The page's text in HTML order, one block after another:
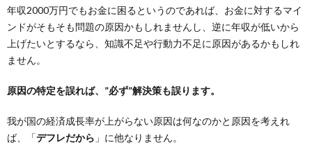
年収2000万円でもお金に困るというのであれば、お金に対するマイ
ンドがそもそも問題の原因かもしれませんし、逆に年収が低いから
上げたいとするなら、知識不足や行動力不足に原因があるかもしれ
ません。
原因の特定を誤れば、”必ず”解決策も誤ります。
我が国の経済成長率が上がらない原因は何なのかと原因を考えれ
ば、「デフレだから 」に他なりません。